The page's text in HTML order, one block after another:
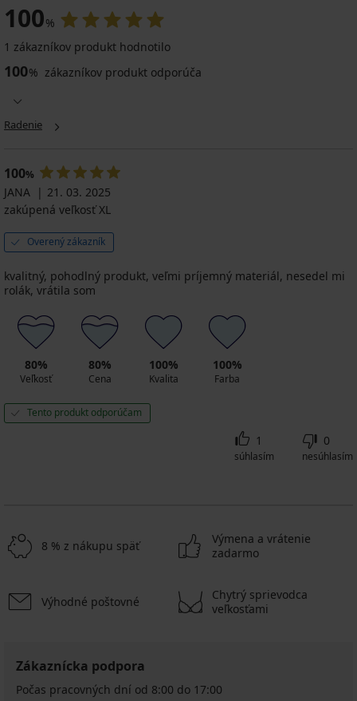
Hrejivé
DKNY
Elm
kapucňou
44,49
€
88,99
100%
1 zákazníkov produkt hodnotilo
100% zákazníkov produkt odporúča
Radenie
100%
JANA
21. 03. 2025
zakúpená veľkosť XL
Overený zákazník
kvalitný, pohodlný produkt, veľmi príjemný materiál, nesedel mi
rolák, vrátila som
80%
Veľkosť
80%
Cena
100%
Kvalita
100%
Farba
Tento produkt odporúčam
1
súhlasím
0
nesúhlasím
8 % z nákupu späť
Výmena a vrátenie
zadarmo
Výhodné poštovné
Chytrý sprievodca
veľkosťami
Zákaznícka podpora
Počas pracovných dní od 8:00 do 17:00